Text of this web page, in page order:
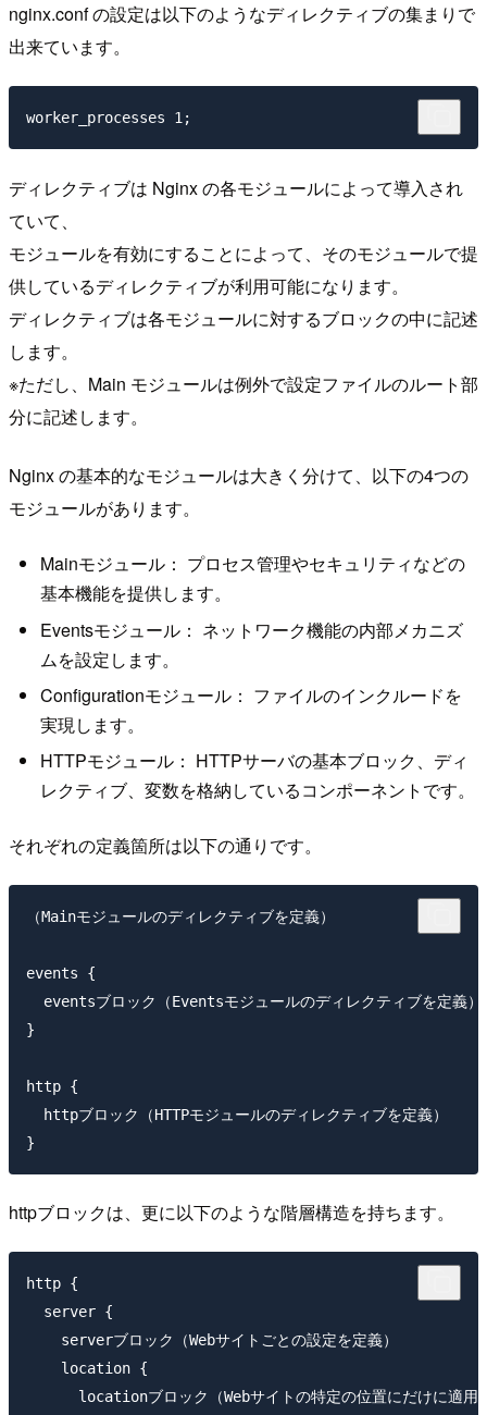
nginx.conf の設定は以下のようなディレクティブの集まりで
出来ています。
ディレクティブは Nginx の各モジュールによって導入され
ていて、
モジュールを有効にすることによって、そのモジュールで提
供しているディレクティブが利用可能になります。
ディレクティブは各モジュールに対するブロックの中に記述
します。
※ただし、Main モジュールは例外で設定ファイルのルート部
分に記述します。
Nginx の基本的なモジュールは大きく分けて、以下の4つの
モジュールがあります。
Mainモジュール： プロセス管理やセキュリティなどの
基本機能を提供します。
Eventsモジュール： ネットワーク機能の内部メカニズ
ムを設定します。
Configurationモジュール： ファイルのインクルードを
実現します。
HTTPモジュール： HTTPサーバの基本ブロック、ディ
レクティブ、変数を格納しているコンポーネントです。
それぞれの定義箇所は以下の通りです。
（Mainモジュールのディレクティブを定義）
events {
  eventsブロック（Eventsモジュールのディレクティブを定義）
}
http {
  httpブロック（HTTPモジュールのディレクティブを定義）
httpブロックは、更に以下のような階層構造を持ちます。
http {
  server {
    serverブロック（Webサイトごとの設定を定義）
    location {
locationブロック（Webサイトの特定の位置にだけに適用